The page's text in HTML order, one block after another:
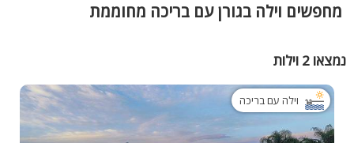
מחפשים וילה בגורן עם בריכה מחוממת
נמצאו 2 וילות
וילה עם בריכה